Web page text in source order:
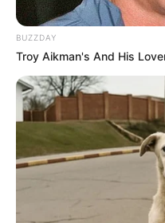
13. Jogo de banheiro
detalhes floridos
BUZZDAY
Troy Aikman's And His